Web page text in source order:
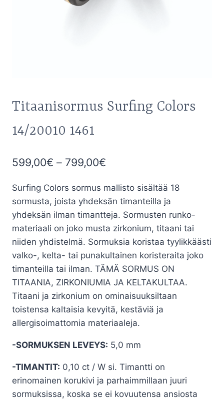
Titaanisormus Surfing Colors
14/20010 1461
599,00€ – 799,00€
-
799,00€
Surfing Colors sormus mallisto sisältää 18
sormusta, joista yhdeksän timanteilla ja
yhdeksän ilman timantteja. Sormusten runko-
materiaali on joko musta zirkonium, titaani tai
niiden yhdistelmä. Sormuksia koristaa tyylikkäästi
valko-, kelta- tai punakultainen koristeraita joko
timanteilla tai ilman. TÄMÄ SORMUS ON
TITAANIA, ZIRKONIUMIA JA KELTAKULTAA.
Titaani ja zirkonium on ominaisuuksiltaan
toistensa kaltaisia kevyitä, kestäviä ja
allergisoimattomia materiaaleja.
-SORMUKSEN LEVEYS: 5,0 mm
-TIMANTIT: 0,10 ct / W si. Timantti on
erinomainen korukivi ja parhaimmillaan juuri
sormuksissa, koska se ei kovuutensa ansiosta